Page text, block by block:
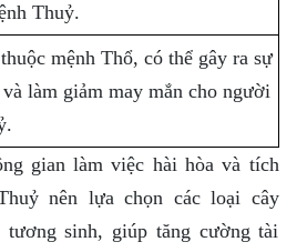
Thuỷ.
mệnh Thổ, có thể gây ra sự
làm giảm may mắn cho người
gian làm việc hài hòa và tích
nên lựa chọn các loại cây
sinh, giúp tăng cường tài